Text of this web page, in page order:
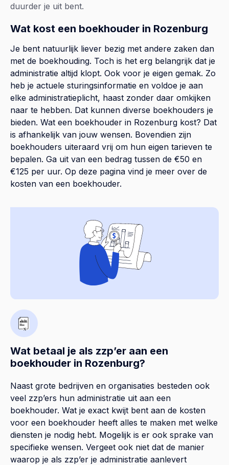
duurder je uit bent.
Wat kost een boekhouder in Rozenburg
Je bent natuurlijk liever bezig met andere zaken dan
met de boekhouding. Toch is het erg belangrijk dat je
administratie altijd klopt. Ook voor je eigen gemak. Zo
heb je actuele sturingsinformatie en voldoe je aan
elke administratieplicht, haast zonder daar omkijken
naar te hebben. Dat kunnen diverse boekhouders je
bieden. Wat een boekhouder in Rozenburg kost? Dat
is afhankelijk van jouw wensen. Bovendien zijn
boekhouders uiteraard vrij om hun eigen tarieven te
bepalen. Ga uit van een bedrag tussen de €50 en
€125 per uur. Op deze pagina vind je meer over de
kosten van een boekhouder.
Wat betaal je als zzp’er aan een
boekhouder in Rozenburg?
Naast grote bedrijven en organisaties besteden ook
veel zzp’ers hun administratie uit aan een
boekhouder. Wat je exact kwijt bent aan de kosten
voor een boekhouder heeft alles te maken met welke
diensten je nodig hebt. Mogelijk is er ook sprake van
specifieke wensen. Vergeet ook niet dat de manier
waarop je als zzp’er je administratie aanlevert